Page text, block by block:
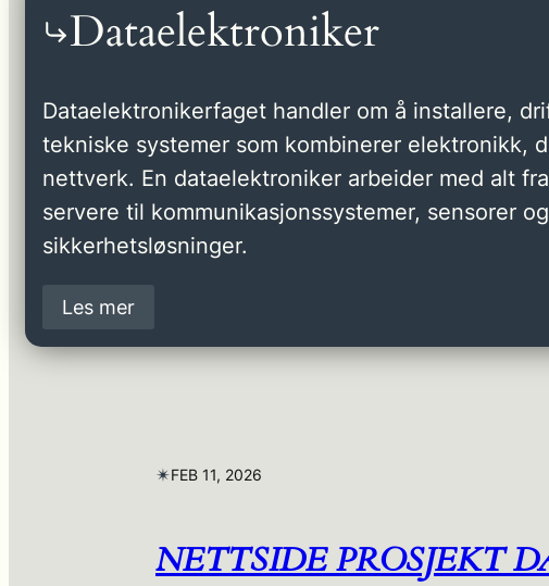
Dataelektroniker
Dataelektronikerfaget handler om å installere,
tekniske systemer som kombinerer elektronikk,
nettverk. En dataelektroniker arbeider med alt
servere til kommunikasjonssystemer, sensorer og
sikkerhetsløsninger.
Les mer
✴︎FEB 11, 2026
NETTSIDE PROSJEKT